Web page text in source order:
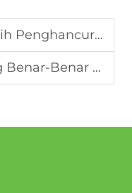
Untuk Kebutuhan Dapur Harian Anda
Buat Dengan Penghancur Di Rumah?